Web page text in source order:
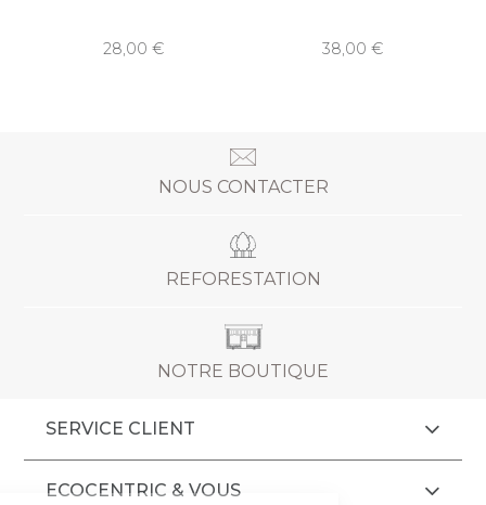
28,00 38,00
NOUS CONTACTER
REFORESTATION
NOTRE BOUTIQUE
SERVICE CLIENT
ECOCENTRIC & VOUS